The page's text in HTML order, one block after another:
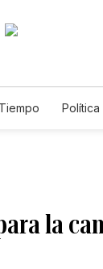
Política
la